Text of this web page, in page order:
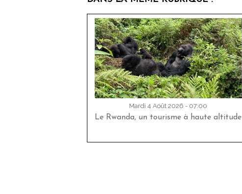
Mardi 4 Août 2026 - 07:00
Le Rwanda, un tourisme à haute altitude